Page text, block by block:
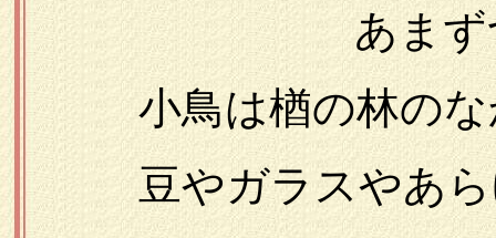
あまずつぱ
小鳥は楢の林のな
豆やガラスやあらゆ